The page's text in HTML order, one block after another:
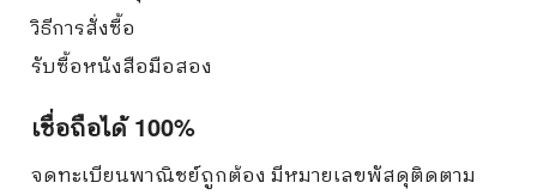
วิธีการสั่งซื้อ
รับซื้อหนังสือมือสอง
เชื่อถือได้ 100%
จดทะเบียนพาณิชย์ถูกต้อง มีหมายเลขพัสดุติดตาม